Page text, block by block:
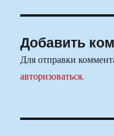
Добавить
Для отправки
авторизоваться.